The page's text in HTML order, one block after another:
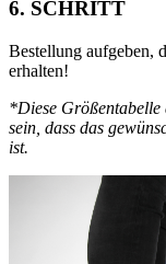
6. SCHRITT
Bestellung aufgeben,
erhalten!
*Diese
sein, dass das
ist.